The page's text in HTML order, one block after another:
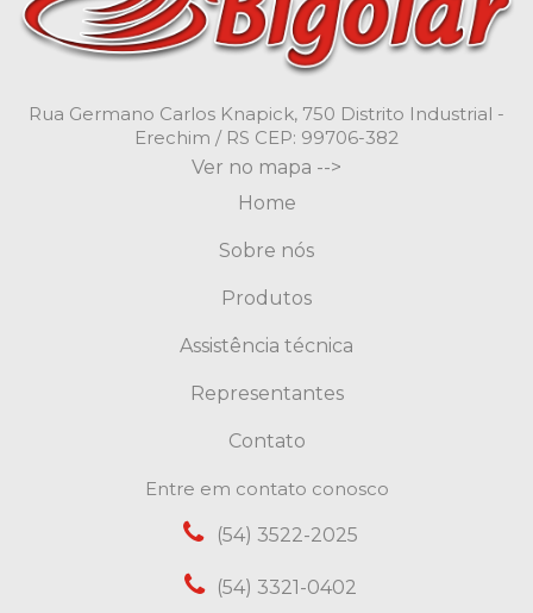
Rua Germano Carlos Knapick, 750 Distrito Industrial -
Erechim / RS CEP: 99706-382
Ver no mapa -->
Home
Sobre nós
Produtos
Assistência técnica
Representantes
Contato
Entre em contato conosco
(54) 3522-2025
(54) 3321-0402